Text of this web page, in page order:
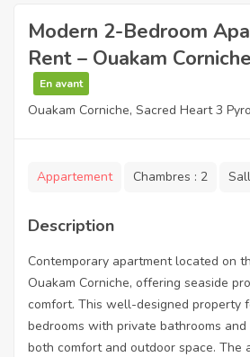
Modern 2-Bedroom
Rent – Ouakam Corniche
En avant
Ouakam Corniche, Sacred Heart 3
Appartement Chambres : 2
Description
Contemporary apartment located on
Ouakam Corniche, offering seaside
comfort. This well-designed property
bedrooms with private bathrooms and
both comfort and outdoor space. The